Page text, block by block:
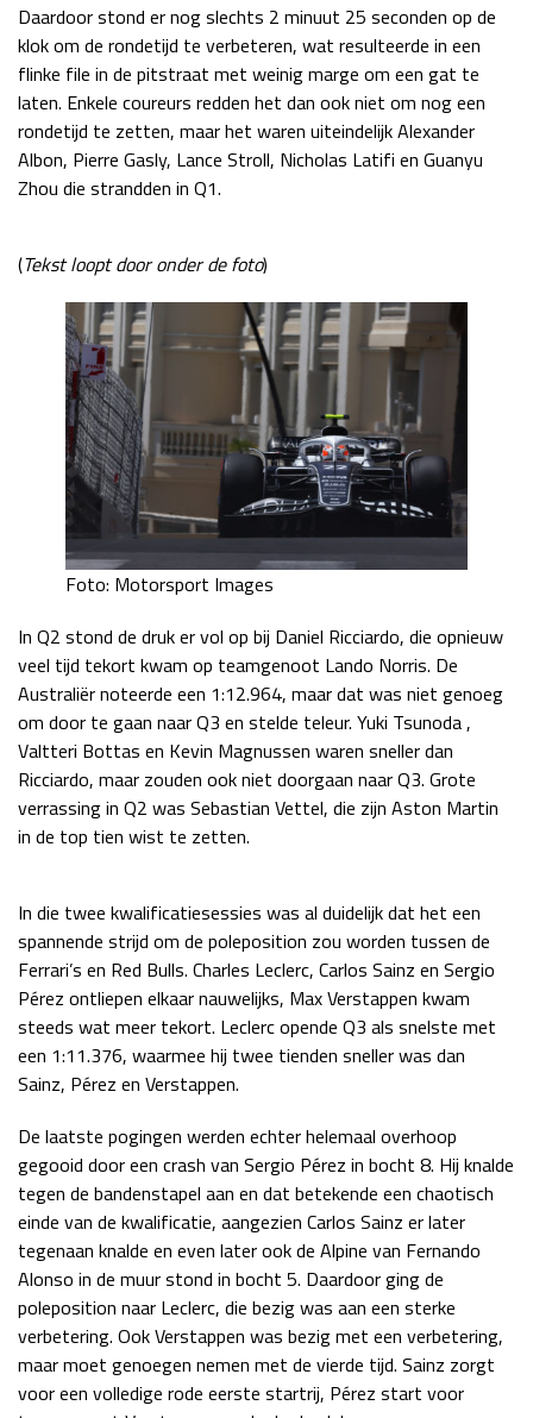
GP QATAR 2026 27 - 29 nov
Kwalificatie
Race
zo 14:00 - 16:00
Daardoor stond er nog slechts 2 minuut 25 seconden op de
klok om de rondetijd te verbeteren, wat resulteerde in een
flinke file in de pitstraat met weinig marge om een gat te
laten. Enkele coureurs redden het dan ook niet om nog een
rondetijd te zetten, maar het waren uiteindelijk Alexander
Albon, Pierre Gasly, Lance Stroll, Nicholas Latifi en Guanyu
Zhou die strandden in Q1.
(Tekst loopt door onder de foto)
Foto: Motorsport Images
In Q2 stond de druk er vol op bij Daniel Ricciardo, die opnieuw
veel tijd tekort kwam op teamgenoot Lando Norris. De
Australiër noteerde een 1:12.964, maar dat was niet genoeg
om door te gaan naar Q3 en stelde teleur. Yuki Tsunoda ,
Valtteri Bottas en Kevin Magnussen waren sneller dan
Ricciardo, maar zouden ook niet doorgaan naar Q3. Grote
verrassing in Q2 was Sebastian Vettel, die zijn Aston Martin
in de top tien wist te zetten.
In die twee kwalificatiesessies was al duidelijk dat het een
spannende strijd om de poleposition zou worden tussen de
Ferrari’s en Red Bulls. Charles Leclerc, Carlos Sainz en Sergio
Pérez ontliepen elkaar nauwelijks, Max Verstappen kwam
steeds wat meer tekort. Leclerc opende Q3 als snelste met
een 1:11.376, waarmee hij twee tienden sneller was dan
Sainz, Pérez en Verstappen.
De laatste pogingen werden echter helemaal overhoop
gegooid door een crash van Sergio Pérez in bocht 8. Hij knalde
tegen de bandenstapel aan en dat betekende een chaotisch
einde van de kwalificatie, aangezien Carlos Sainz er later
tegenaan knalde en even later ook de Alpine van Fernando
Alonso in de muur stond in bocht 5. Daardoor ging de
poleposition naar Leclerc, die bezig was aan een sterke
verbetering. Ook Verstappen was bezig met een verbetering,
maar moet genoegen nemen met de vierde tijd. Sainz zorgt
voor een volledige rode eerste startrij, Pérez start voor